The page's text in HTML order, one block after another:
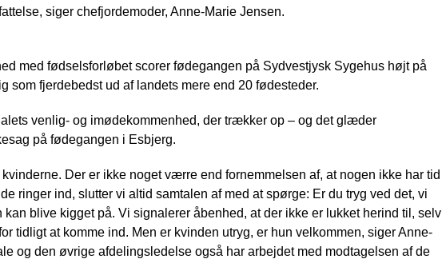
siger chefjordemoder, Anne-Marie Jensen.
med fødselsforløbet scorer fødegangen på Sydvestjysk Sygehus højt på
som fjerdebedst ud af landets mere end 20 fødesteder.
venlig- og imødekommenhed, der trækker op – og det glæder
på fødegangen i Esbjerg.
Der er ikke noget værre end fornemmelsen af, at nogen ikke har tid
ringer ind, slutter vi altid samtalen af med at spørge: Er du tryg ved det, vi
kan blive kigget på. Vi signalerer åbenhed, at der ikke er lukket herind til, selv
tidligt at komme ind. Men er kvinden utryg, er hun velkommen, siger Anne-
og den øvrige afdelingsledelse også har arbejdet med modtagelsen af de